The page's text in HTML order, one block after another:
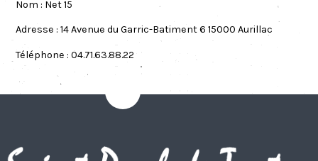
Nom : Net 15
Adresse :14 Avenue du Garric-Batiment 6 15000 Aurillac
Téléphone :04.71.63.88.22